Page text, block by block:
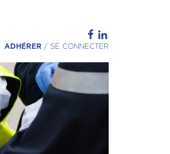
ADHÉRER / SE CONNECTER